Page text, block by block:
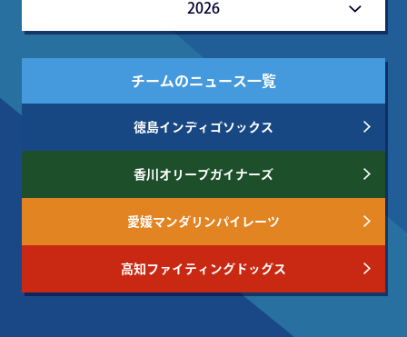
2026
チームのニュース一覧
徳島インディゴソックス
香川オリーブガイナーズ
愛媛マンダリンパイレーツ
高知ファイティングドッグス